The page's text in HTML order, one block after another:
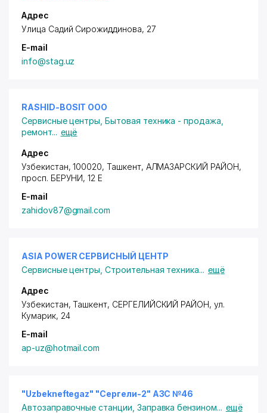
Адрес
Улица Садий Сирожиддинова, 27
E-mail
info@stag.uz
RASHID-BOSIT ООО
Сервисные центры ,Бытовая техника - продажа,
ремонт... ещё
Адрес
Узбекистан, 100020, Ташкент, АЛМАЗАРСКИЙ РАЙОН,
просп. БЕРУНИ, 12 Е
E-mail
zahidov87@gmail.com
ASIA POWER СЕРВИСНЫЙ ЦЕНТР
Сервисные центры ,Строительная техника... ещё
Адрес
Узбекистан, Ташкент, СЕРГЕЛИЙСКИЙ РАЙОН, ул.
Кумарик, 24
E-mail
ap-uz@hotmail.com
"Uzbekneftegaz" "Сергели-2" АЗС №46
Автозаправочные станции Заправка бензином... ещё